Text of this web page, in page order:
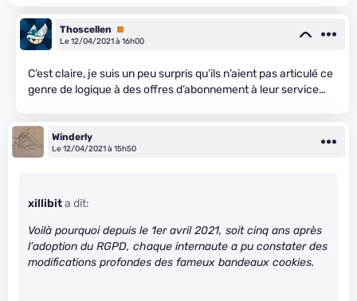
Thoscellen
Premium
Le 12/04/2021 à 16h00
C’est claire, je suis un peu surpris qu’ils n’aient pas articulé ce
genre de logique à des offres d’abonnement à leur service…
Winderly
Le 12/04/2021 à 15h50
xillibita dit:
Voilà pourquoi depuis le 1er avril 2021, soit cinq ans après
l’adoption du RGPD, chaque internaute a pu constater des
modifications profondes des fameux bandeaux cookies.